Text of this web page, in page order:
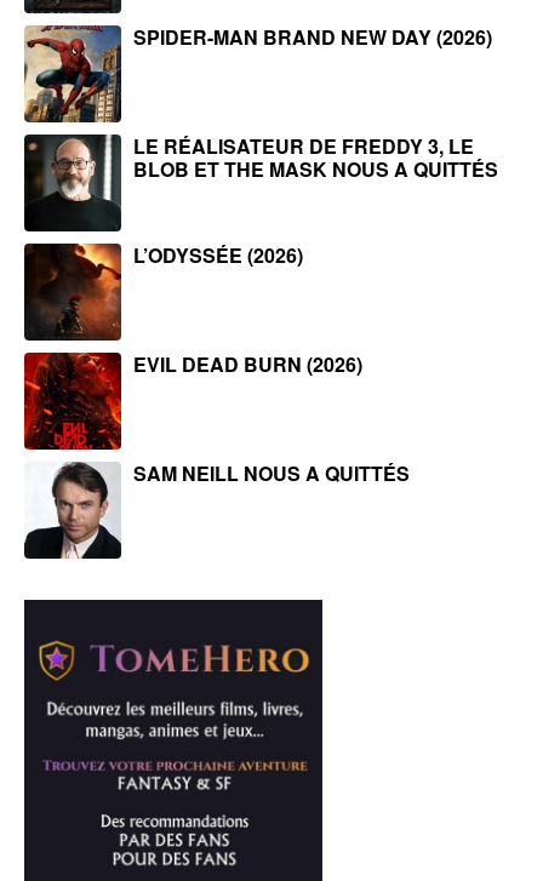
SPIDER-MAN BRAND NEW DAY (2026)
LE RÉALISATEUR DE FREDDY 3, LE
BLOB ET THE MASK NOUS A QUITTÉS
L’ODYSSÉE (2026)
EVIL DEAD BURN (2026)
SAM NEILL NOUS A QUITTÉS